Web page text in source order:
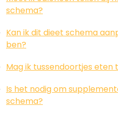
schema?
Kan ik dit dieet schema
ben?
Mag ik tussendoortjes eten
Is het nodig om
schema?